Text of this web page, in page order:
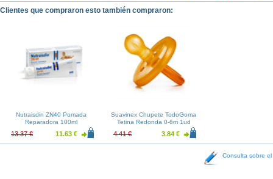
Clientes que compraron esto también compraron:
Nutraisdin ZN40 Pomada
Reparadora 100ml
13.37 € 11.63 €
Suavinex Chupete TodoGoma
Tetina Redonda 0-6m 1ud
4.41 € 3.84 €
Consulta sobre